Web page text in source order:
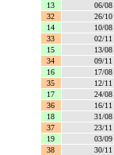
13
06/08
32
26/10
14
10/
33
02/11
15
13/
34
09/11
16
17/
35
12/
17
24/08
36
16/
18
31/08
37
23/11
19
03/09
38
30/11